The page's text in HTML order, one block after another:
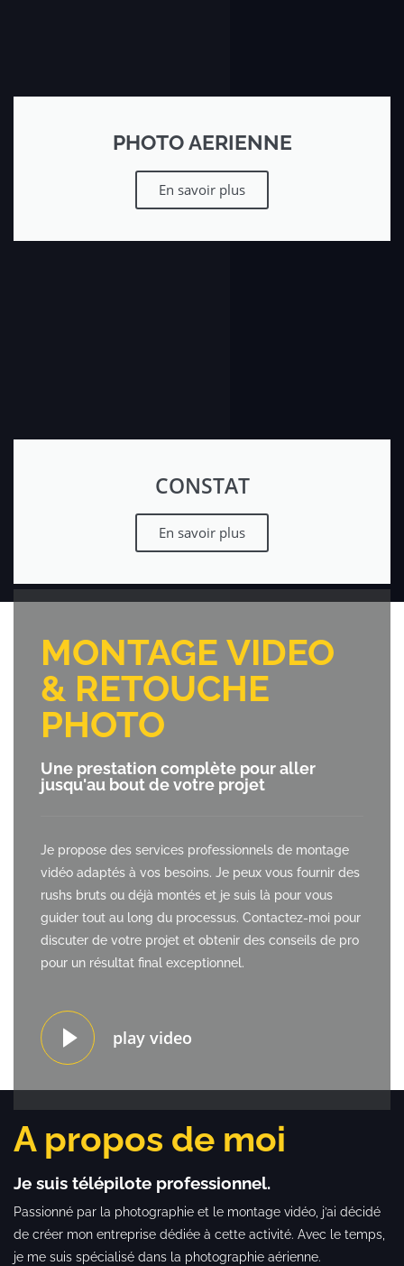
PHOTO AERIENNE
En savoir plus
CONSTAT
En savoir plus​
MONTAGE VIDEO
& RETOUCHE
PHOTO
Une prestation complète pour aller
jusqu'au bout de votre projet
Je propose des services professionnels de montage
vidéo adaptés à vos besoins. Je peux vous fournir des
rushs bruts ou déjà montés et je suis là pour vous
guider tout au long du processus. Contactez-moi pour
discuter de votre projet et obtenir des conseils de pro
pour un résultat final exceptionnel.
play video
A propos de moi
Je suis télépilote professionnel.
Passionné par la photographie et le montage vidéo, j’ai décidé
de créer mon entreprise dédiée à cette activité. Avec le temps,
je me suis spécialisé dans la photographie aérienne.